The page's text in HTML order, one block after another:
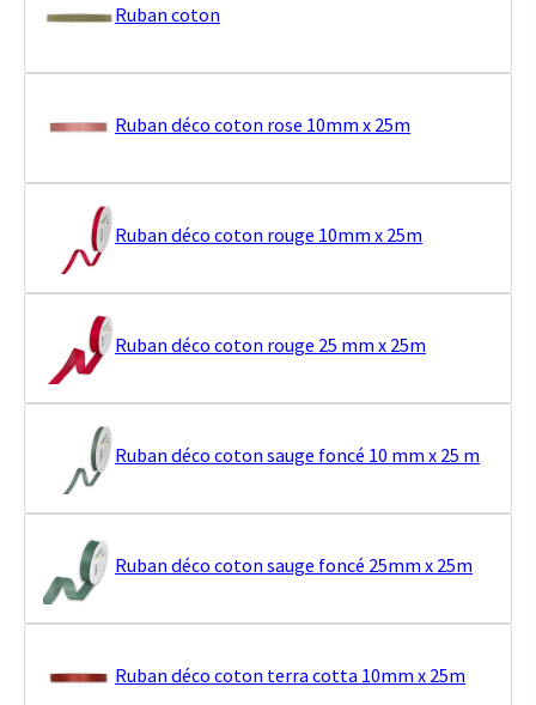
Ruban coton
Ruban déco coton rose 10mm x 25m
Ruban déco coton rouge 10mm x 25m
Ruban déco coton rouge 25 mm x 25m
Ruban déco coton sauge foncé 10 mm x 25 m
Ruban déco coton sauge foncé 25mm x 25m
Ruban déco coton terra cotta 10mm x 25m